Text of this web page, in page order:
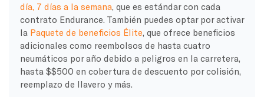
día, 7 días a la semana, que es estándar con cada
contrato Endurance. También puedes optar por activar
la Paquete de beneficios Élite, que ofrece beneficios
adicionales como reembolsos de hasta cuatro
neumáticos por año debido a peligros en la carretera,
hasta $$500 en cobertura de descuento por colisión,
reemplazo de llavero y más.